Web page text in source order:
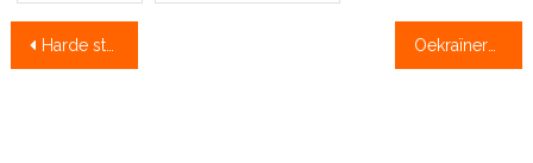
Bericht
Harde strijd in Hilversum: Scheenaard en Molenaar winnen Oekraïners doen mee aan de Head of the Charles